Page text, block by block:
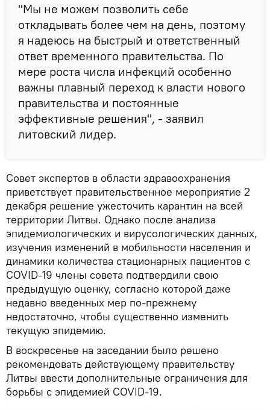
"Мы не можем позволить себе
откладывать более чем на день, поэтому
я надеюсь на быстрый и ответственный
ответ временного правительства. По
мере роста числа инфекций особенно
важны плавный переход к власти нового
правительства и постоянные
эффективные решения", - заявил
литовский лидер.
Совет экспертов в области здравоохранения
приветствует правительственное мероприятие 2
декабря решение ужесточить карантин на всей
территории Литвы. Однако после анализа
эпидемиологических и вирусологических данных,
изучения изменений в мобильности населения и
динамики количества стационарных пациентов с
COVID-19 члены совета подтвердили свою
предыдущую оценку, согласно которой даже
недавно введенных мер по-прежнему
недостаточно, чтобы существенно изменить
текущую эпидемию.
В воскресенье на заседании было решено
рекомендовать действующему правительству
Литвы ввести дополнительные ограничения для
борьбы с эпидемией COVID-19.